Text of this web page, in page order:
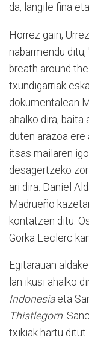
da, langile fina
Horrez gain,
nabarmendu
breath around
txundigarriak
dokumentalean
ahalko dira, baita
duten arazoa
itsas mailaren
desagertzeko
ari dira. Daniel
Madrueño
kontatzen ditu.
Gorka Leclerc
Egitarauan
lan ikusi ahalko
Indonesiaeta
Thistlegorn.
txikiak hartu